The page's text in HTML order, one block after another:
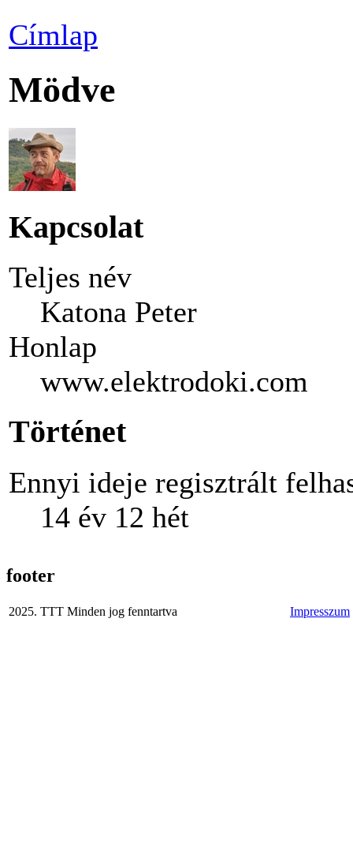
Címlap
Mödve
Kapcsolat
Teljes név
Katona Peter
Honlap
www.elektrodoki.com
Történet
Ennyi ideje regisztrált
14 év 12 hét
footer
2025. TTT Minden jog fenntartva Impresszum